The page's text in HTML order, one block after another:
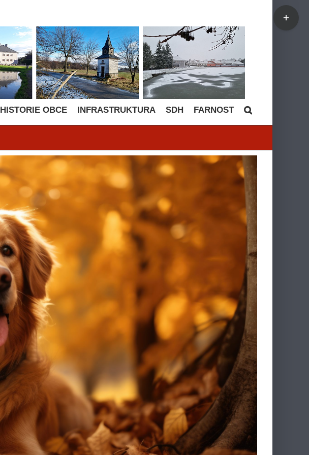
HISTORIE OBCE INFRASTRUKTURA SDH FARNOST
Toggle
Sliding